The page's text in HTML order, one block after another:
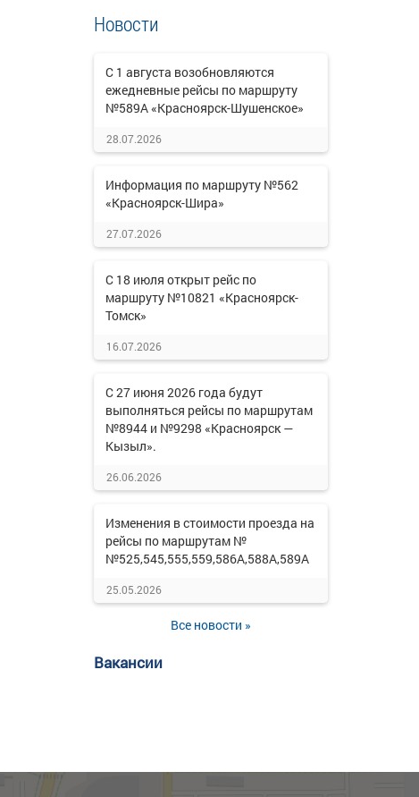
Новости
С 1 августа возобновляются
ежедневные рейсы по маршруту
№589А «Красноярск-Шушенское»
28.07.2026
Информация по маршруту №562
«Красноярск-Шира»
27.07.2026
С 18 июля открыт рейс по
маршруту №10821 «Красноярск-
Томск»
16.07.2026
С 27 июня 2026 года будут
выполняться рейсы по маршрутам
№8944 и №9298 «Красноярск —
Кызыл».
26.06.2026
Изменения в стоимости проезда на
рейсы по маршрутам №
№525,545,555,559,586А,588А,589А
25.05.2026
Все новости »
Вакансии